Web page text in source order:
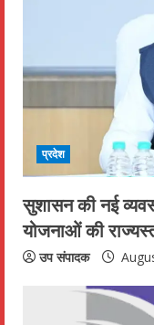
a
n
g
प्रदेश
सुशासन की नई
योजनाओं की
उप संपादक